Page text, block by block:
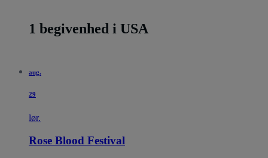
1 begivenhed i USA
aug.
29
lør.
Rose Blood Festival